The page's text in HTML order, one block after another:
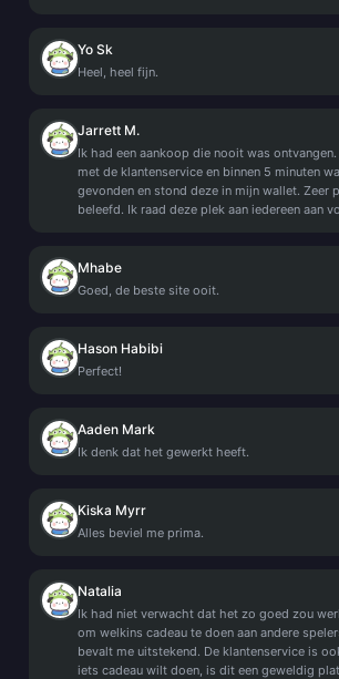
Yo Sk
Heel, heel fijn.
Jarrett M.
Ik had een aankoop die nooit was
met de klantenservice en binnen 5 minuten
gevonden en stond deze in mijn wallet. Zeer
beleefd. Ik raad deze plek aan iedereen aan
Mhabe
Goed, de beste site ooit.
Hason Habibi
Perfect!
Aaden Mark
Ik denk dat het gewerkt heeft.
Kiska Myrr
Alles beviel me prima.
Natalia
Ik had niet verwacht dat het zo goed zou
om welkins cadeau te doen aan andere
bevalt me uitstekend. De klantenservice is
iets cadeau wilt doen, is dit een geweldig